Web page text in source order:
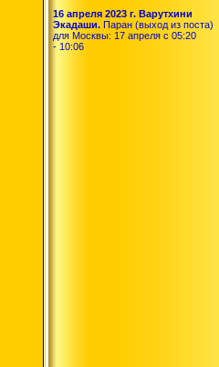
16 апреля 2023 г. Варутхини
Экадаши. Паран (выход из поста)
для Москвы: 17 апреля с 05:20
- 10:06